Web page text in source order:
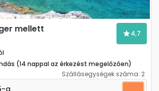
mellett 4,7
(14 nappal az érkezést megelőzően)
Szállásegységek száma: 2
a